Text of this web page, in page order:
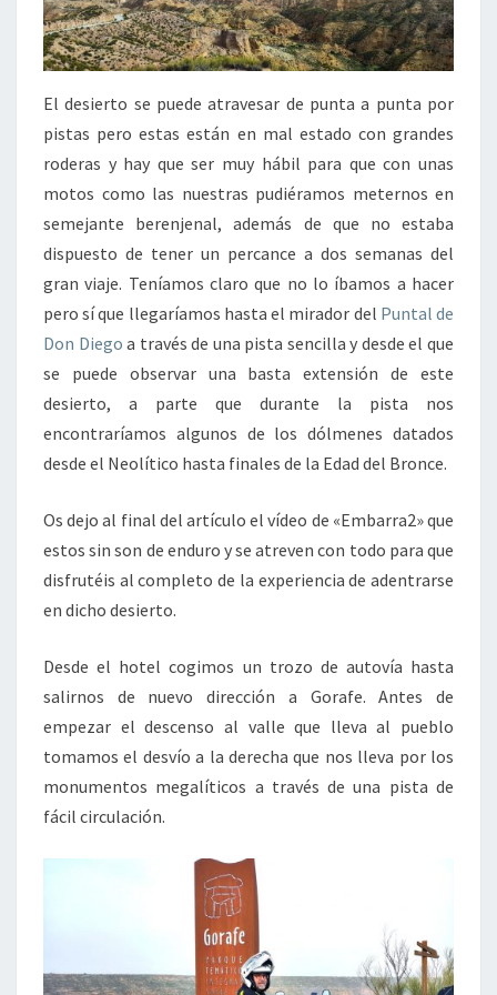
El desierto se puede atravesar de punta a punta por
pistas pero estas están en mal estado con grandes
roderas y hay que ser muy hábil para que con unas
motos como las nuestras pudiéramos meternos en
semejante berenjenal, además de que no estaba
dispuesto de tener un percance a dos semanas del
gran viaje. Teníamos claro que no lo íbamos a hacer
pero sí que llegaríamos hasta el mirador del Puntal de
Don Diego a través de una pista sencilla y desde el que
se puede observar una basta extensión de este
desierto, a parte que durante la pista nos
encontraríamos algunos de los dólmenes datados
desde el Neolítico hasta finales de la Edad del Bronce.
Os dejo al final del artículo el vídeo de «Embarra2» que
estos sin son de enduro y se atreven con todo para que
disfrutéis al completo de la experiencia de adentrarse
en dicho desierto.
Desde el hotel cogimos un trozo de autovía hasta
salirnos de nuevo dirección a Gorafe. Antes de
empezar el descenso al valle que lleva al pueblo
tomamos el desvío a la derecha que nos lleva por los
monumentos megalíticos a través de una pista de
fácil circulación.